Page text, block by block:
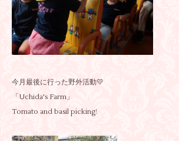
今月最後に行った野外活動💛
「Uchida's Farm」
Tomato and basil picking!